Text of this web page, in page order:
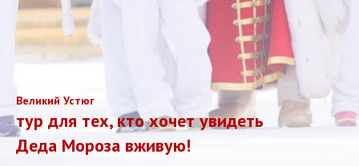
Великий Устюг
тур для тех, кто хочет увидеть
Деда Мороза вживую!